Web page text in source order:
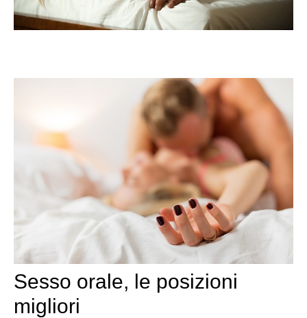
Sesso orale, le posizioni
migliori